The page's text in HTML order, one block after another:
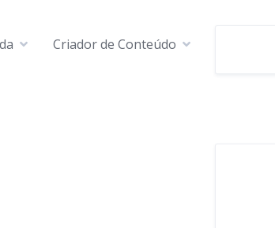
Criador de Conteúdo